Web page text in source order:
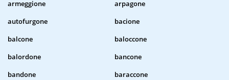
armeggione
arpagone
autofurgone
bacione
balcone
baloccone
balordone
bancone
bandone
baraccone